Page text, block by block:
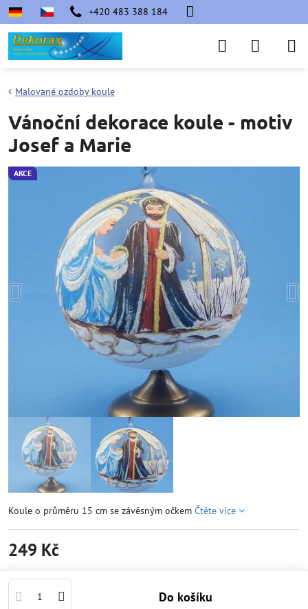
+420 483 388 184
AKCE
Malované ozdoby koule
Vánoční dekorace koule - motiv
Josef a Marie
Koule o průměru 15 cm se závěsným očkem Čtěte více
249 Kč
Do košíku